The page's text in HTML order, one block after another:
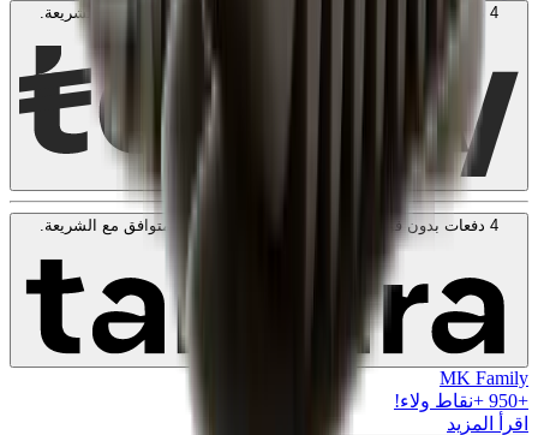
4 دفعات بدون فوائد بقيمة
. بدون رسوم. متوافق مع الشريعة.
4 دفعات بدون فوائد بقيمة
. بدون رسوم. متوافق مع الشريعة.
MK Family
+
950 +نقاط ولاء!
اقرأ المزيد